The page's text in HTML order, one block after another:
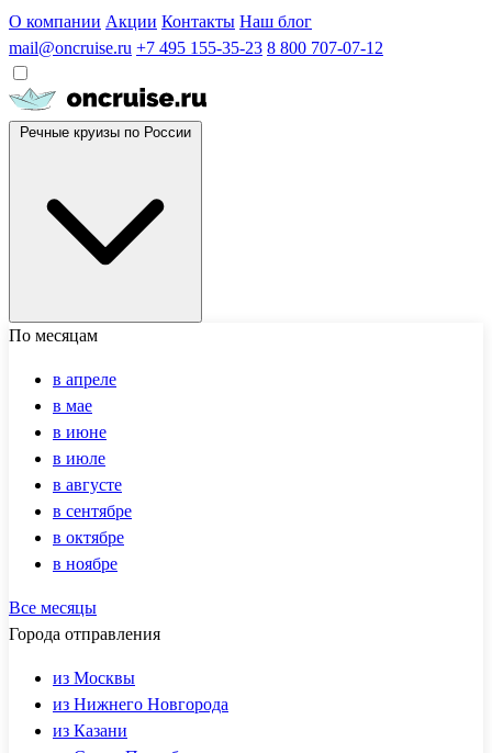
О компании Акции Контакты Наш блог
mail@oncruise.ru +7 495 155-35-23 8 800 707-07-12
По месяцам
в апреле
в мае
в июне
в июле
в августе
в сентябре
в октябре
в ноябре
Все месяцы
Города отправления
из Москвы
из Нижнего Новгорода
из Казани